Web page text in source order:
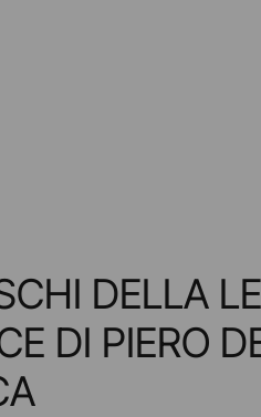
DELLA
DI PIERO